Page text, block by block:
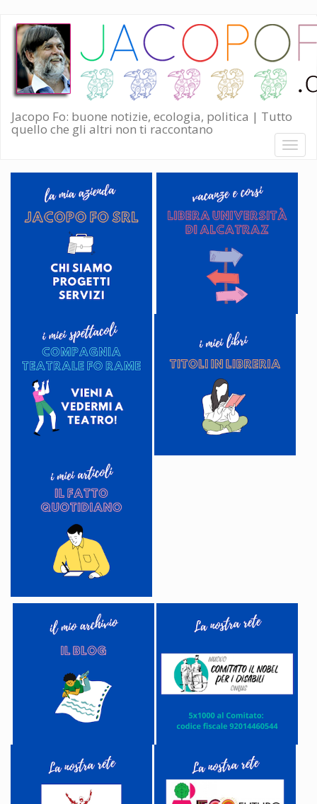
Salta
contenuto
principale
Jacopo Fo: buone notizie, ecologia, politica | Tutto
quello che gli altri non ti raccontano
Toggle